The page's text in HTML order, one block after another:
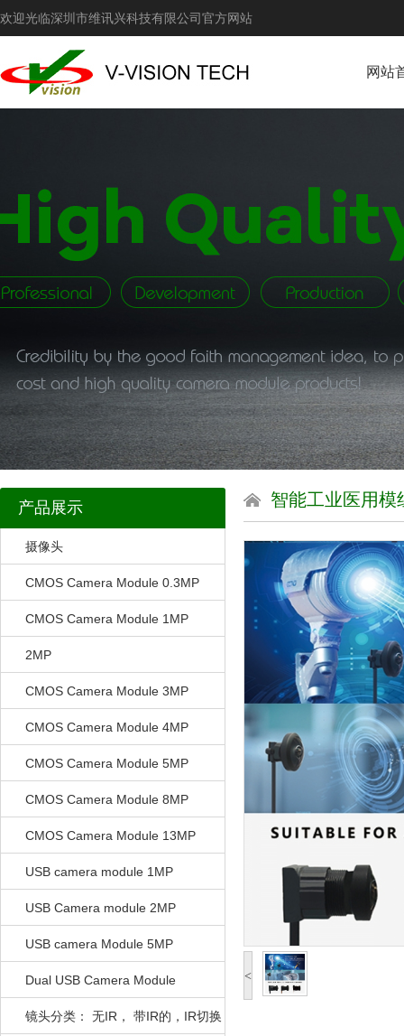
欢迎光临深圳市维讯兴科技有限公司官方网站
网站
产品展示
摄像头
CMOS Camera Module 0.3MP
CMOS Camera Module 1MP
2MP
CMOS Camera Module 3MP
CMOS Camera Module 4MP
CMOS Camera Module 5MP
CMOS Camera Module 8MP
CMOS Camera Module 13MP
USB camera module 1MP
USB Camera module 2MP
USB camera Module 5MP
Dual USB Camera Module
镜头分类： 无IR， 带IR的，IR切换
智能工业医用模
<